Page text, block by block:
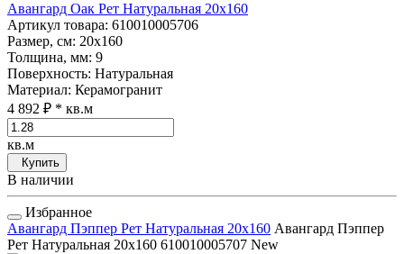
Авангард Оак Рет Натуральная 20x160
Артикул товара: 610010005706
Размер, см: 20x160
Толщина, мм: 9
Поверхность: Натуральная
Материал: Керамогранит
4 892 ₽ * кв.м
кв.м
Купить
В наличии
Избранное
Авангард Пэппер Рет Натуральная 20x160 Авангард Пэппер
Рет Натуральная 20x160 610010005707 New